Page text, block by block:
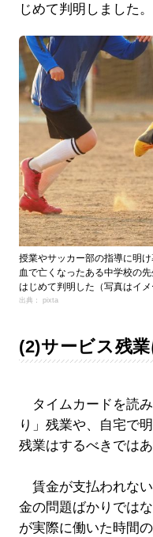
じめて判明しました
授業やサッカー部の指導に明
血で亡くなったある中学校の
はじめて判明した（写真はイメ
出典： pixta
(2)サービス残
タイムカードを読
り」残業や、自宅で
残業はするべきではあ
賃金が支払われな
金の問題ばかりでは
が実際に働いた時間